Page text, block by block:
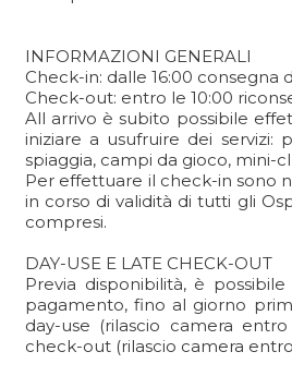
INFORMAZIONI GENERALI
Check-in: dalle 16:00 consegna
Check-out: entro le 10:00
All arrivo è subito possibile
iniziare a usufruire dei servizi:
spiaggia, campi da gioco, mini-
Per effettuare il check-in sono
in corso di validità di tutti gli
compresi.
DAY-USE E LATE CHECK-OUT
Previa disponibilità, è
pagamento, fino al giorno
day-use (rilascio camera
check-out (rilascio camera entro